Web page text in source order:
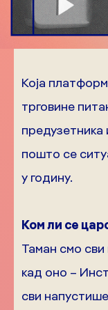
Која
трговине
предузетника
пошто се
у годину.
Ком ли се
Таман смо сви
кад оно –
сви